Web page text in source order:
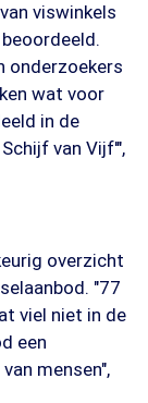
viswinkels
onderzoekers
wat voor
in de
van Vijf'",
overzicht
"77
viel niet in de
een
mensen",